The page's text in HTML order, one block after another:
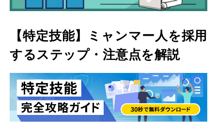
【特定技能】ミャンマー人を採用
するステップ・注意点を解説